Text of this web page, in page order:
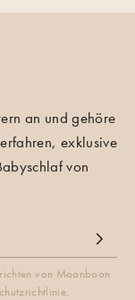
an und gehöre
exklusive
von
von Moonboon